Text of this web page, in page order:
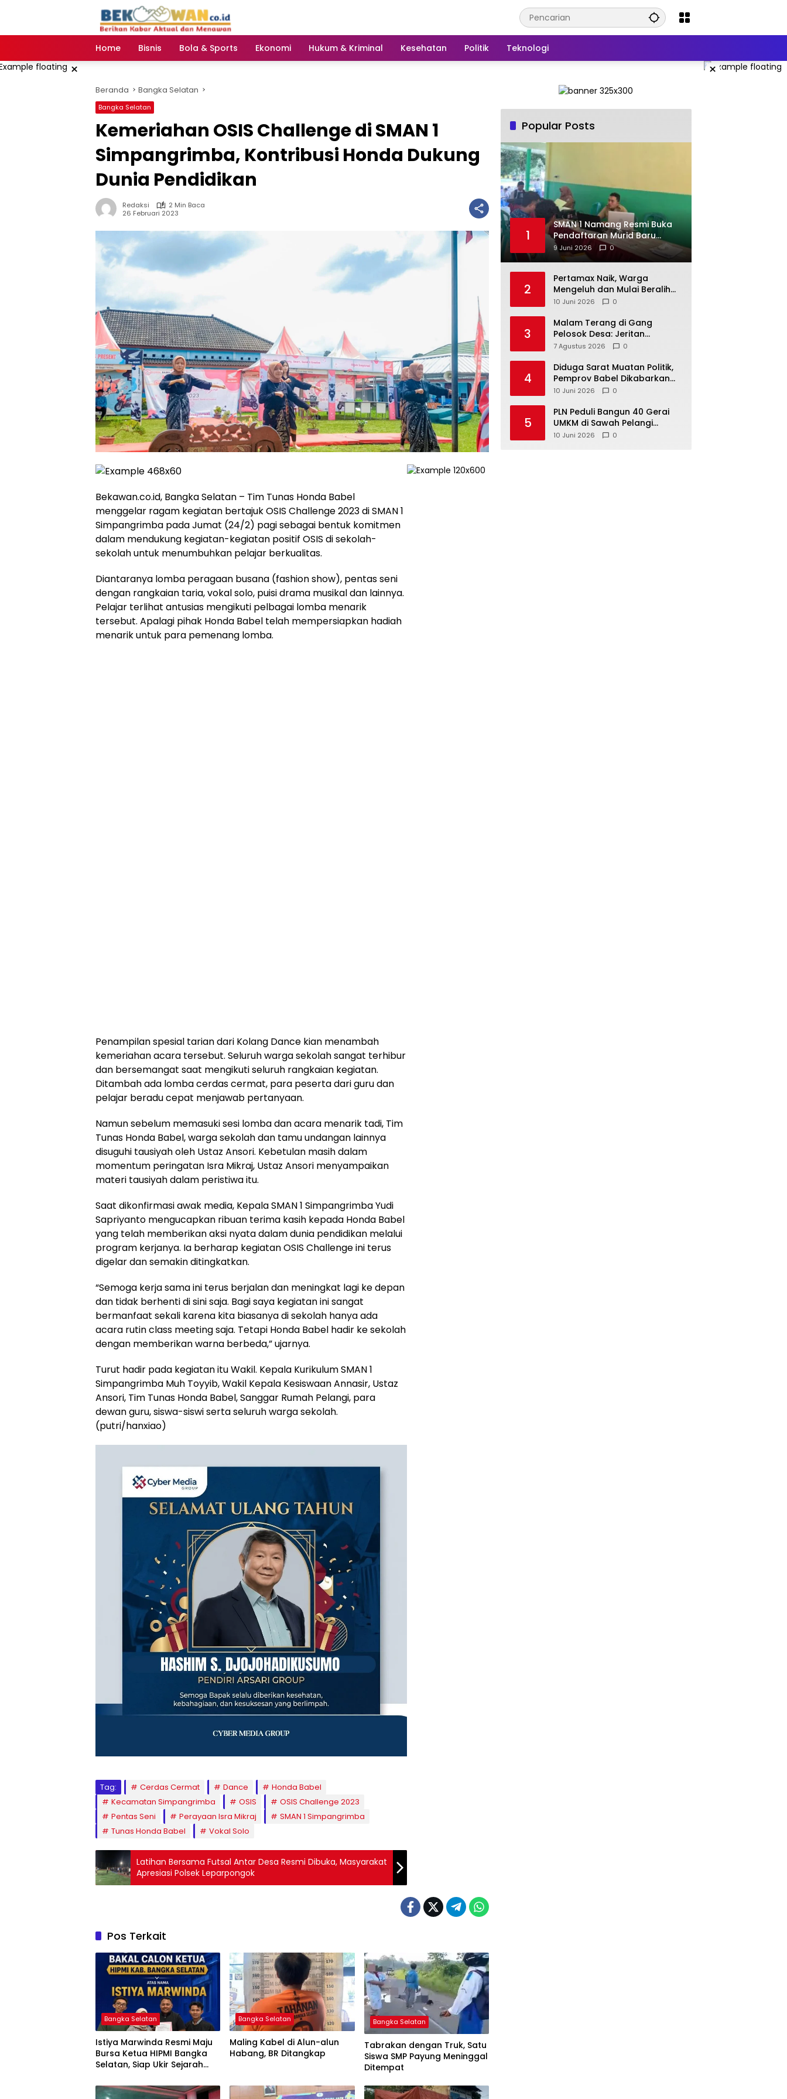
Home
Bisnis Bola & Sports Ekonomi Hukum & Kriminal Kesehatan Politik Teknologi
× ×
Beranda Bangka Selatan
Bangka Selatan
Kemeriahan OSIS Challenge di SMAN 1
Simpangrimba, Kontribusi Honda Dukung
Dunia Pendidikan
Redaksi
2 Min Baca
26 Februari 2023
Bekawan.co.id, Bangka Selatan – Tim Tunas Honda Babel
menggelar ragam kegiatan bertajuk OSIS Challenge 2023 di SMAN 1
Simpangrimba pada Jumat (24/2) pagi sebagai bentuk komitmen
dalam mendukung kegiatan-kegiatan positif OSIS di sekolah-
sekolah untuk menumbuhkan pelajar berkualitas.
Diantaranya lomba peragaan busana (fashion show), pentas seni
dengan rangkaian taria, vokal solo, puisi drama musikal dan lainnya.
Pelajar terlihat antusias mengikuti pelbagai lomba menarik
tersebut. Apalagi pihak Honda Babel telah mempersiapkan hadiah
menarik untuk para pemenang lomba.
Penampilan spesial tarian dari Kolang Dance kian menambah
kemeriahan acara tersebut. Seluruh warga sekolah sangat terhibur
dan bersemangat saat mengikuti seluruh rangkaian kegiatan.
Ditambah ada lomba cerdas cermat, para peserta dari guru dan
pelajar beradu cepat menjawab pertanyaan.
Namun sebelum memasuki sesi lomba dan acara menarik tadi, Tim
Tunas Honda Babel, warga sekolah dan tamu undangan lainnya
disuguhi tausiyah oleh Ustaz Ansori. Kebetulan masih dalam
momentum peringatan Isra Mikraj, Ustaz Ansori menyampaikan
materi tausiyah dalam peristiwa itu.
Saat dikonfirmasi awak media, Kepala SMAN 1 Simpangrimba Yudi
Sapriyanto mengucapkan ribuan terima kasih kepada Honda Babel
yang telah memberikan aksi nyata dalam dunia pendidikan melalui
program kerjanya. Ia berharap kegiatan OSIS Challenge ini terus
digelar dan semakin ditingkatkan.
“Semoga kerja sama ini terus berjalan dan meningkat lagi ke depan
dan tidak berhenti di sini saja. Bagi saya kegiatan ini sangat
bermanfaat sekali karena kita biasanya di sekolah hanya ada
acara rutin class meeting saja. Tetapi Honda Babel hadir ke sekolah
dengan memberikan warna berbeda,” ujarnya.
Turut hadir pada kegiatan itu Wakil. Kepala Kurikulum SMAN 1
Simpangrimba Muh Toyyib, Wakil Kepala Kesiswaan Annasir, Ustaz
Ansori, Tim Tunas Honda Babel, Sanggar Rumah Pelangi, para
dewan guru, siswa-siswi serta seluruh warga sekolah.
(putri/hanxiao)
Tag: Cerdas Cermat Dance
Honda Babel
Kecamatan Simpangrimba
OSIS
OSIS Challenge 2023
Pentas Seni
Perayaan Isra Mikraj
SMAN 1 Simpangrimba
Tunas Honda Babel
Vokal Solo
Latihan Bersama Futsal Antar Desa Resmi Dibuka, Masyarakat
Apresiasi Polsek Leparpongok
Pos Terkait
Bangka Selatan
Istiya Marwinda Resmi Maju
Bursa Ketua HIPMI Bangka
Selatan, Siap Ukir Sejarah
Pertama
Bangka Selatan
Maling Kabel di Alun-alun
Habang, BR Ditangkap
Bangka Selatan
Tabrakan dengan Truk, Satu
Siswa SMP Payung Meninggal
Ditempat
Popular Posts
1
SMAN 1 Namang Resmi Buka
Pendaftaran Murid Baru
2026/2027
9 Juni 2026 0
2
‎Pertamax Naik, Warga
Mengeluh dan Mulai Beralih
ke Pertalite Meski Harus Antre
10 Juni 2026 0
3
Malam Terang di Gang
Pelosok Desa: Jeritan
Harapan Ketua APDESI
Babel
7 Agustus 2026 0
4
‎Diduga Sarat Muatan Politik,
Pemprov Babel Dikabarkan
Lakukan Rotasi Besar-
10 Juni 2026 0
5
‎PLN Peduli Bangun 40 Gerai
UMKM di Sawah Pelangi
Namang, Dorong
10 Juni 2026 0